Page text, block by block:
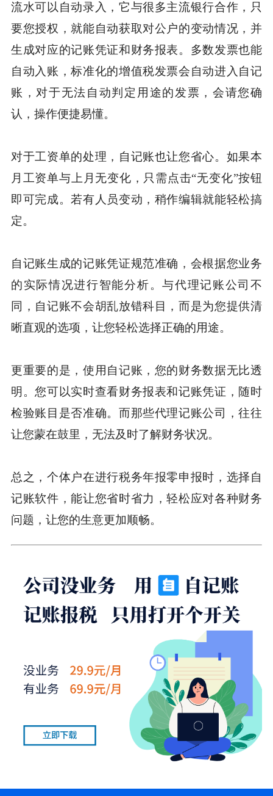
流水可以自动录入，它与很多主流银行合作，只
要您授权，就能自动获取对公户的变动情况，并
生成对应的记账凭证和财务报表。多数发票也能
自动入账，标准化的增值税发票会自动进入自记
账，对于无法自动判定用途的发票，会请您确
认，操作便捷易懂。
对于工资单的处理，自记账也让您省心。如果本
月工资单与上月无变化，只需点击“无变化”按钮
即可完成。若有人员变动，稍作编辑就能轻松搞
定。
自记账生成的记账凭证规范准确，会根据您业务
的实际情况进行智能分析。与代理记账公司不
同，自记账不会胡乱放错科目，而是为您提供清
晰直观的选项，让您轻松选择正确的用途。
更重要的是，使用自记账，您的财务数据无比透
明。您可以实时查看财务报表和记账凭证，随时
检验账目是否准确。而那些代理记账公司，往往
让您蒙在鼓里，无法及时了解财务状况。
总之，个体户在进行税务年报零申报时，选择自
记账软件，能让您省时省力，轻松应对各种财务
问题，让您的生意更加顺畅。